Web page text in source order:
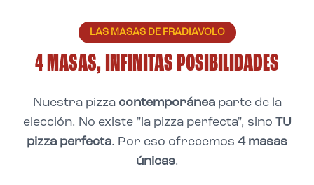
LAS MASAS DE FRADIAVOLO
4 MASAS, INFINITAS POSIBILIDADES
Nuestra pizza contemporáneaparte de la
elección. No existe "la pizza perfecta", sino TU
pizza perfecta. Por eso ofrecemos 4 masas
únicas.